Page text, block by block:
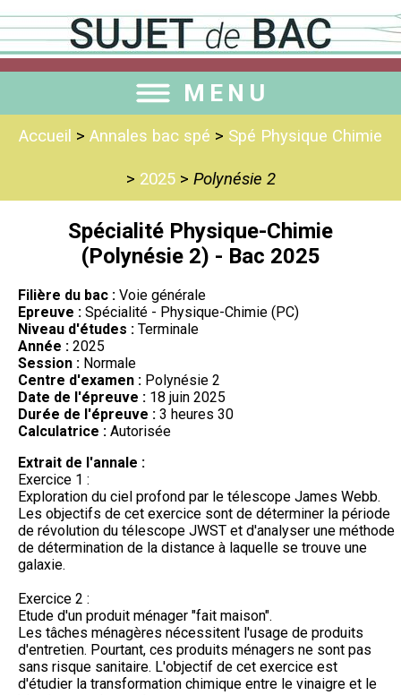
MENU
Accueil > Annales bac spé > Spé Physique Chimie
> 2025> Polynésie 2
Spécialité Physique-Chimie
(Polynésie 2) - Bac 2025
Filière du bac : Voie générale
Epreuve : Spécialité - Physique-Chimie (PC)
Niveau d'études : Terminale
Année : 2025
Session : Normale
Centre d'examen : Polynésie 2
Date de l'épreuve : 18 juin 2025
Durée de l'épreuve : 3 heures 30
Calculatrice : Autorisée
Extrait de l'annale :
Exercice 1 :
Exploration du ciel profond par le télescope James Webb.
Les objectifs de cet exercice sont de déterminer la période
de révolution du télescope JWST et d'analyser une méthode
de détermination de la distance à laquelle se trouve une
galaxie.
Exercice 2 :
Etude d'un produit ménager "fait maison".
Les tâches ménagères nécessitent l'usage de produits
d'entretien. Pourtant, ces produits ménagers ne sont pas
sans risque sanitaire. L'objectif de cet exercice est
d'étudier la transformation chimique entre le vinaigre et le